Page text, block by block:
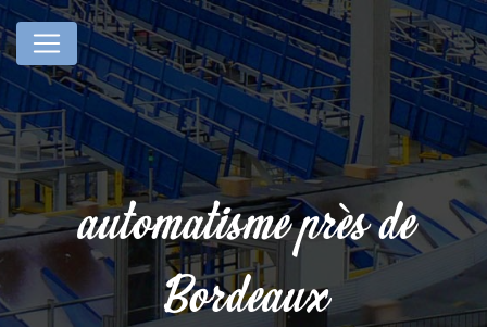
automatisme près de
Bordeaux
Panneau de gestion des cookies